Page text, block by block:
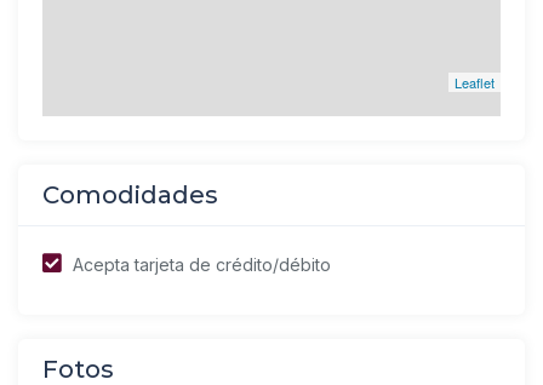
Leaflet
Comodidades
Acepta tarjeta de crédito/débito
Fotos